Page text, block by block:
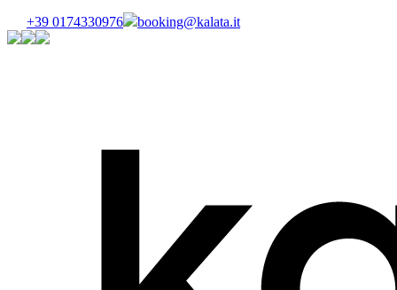
+39 0174330976 booking@kalata.it